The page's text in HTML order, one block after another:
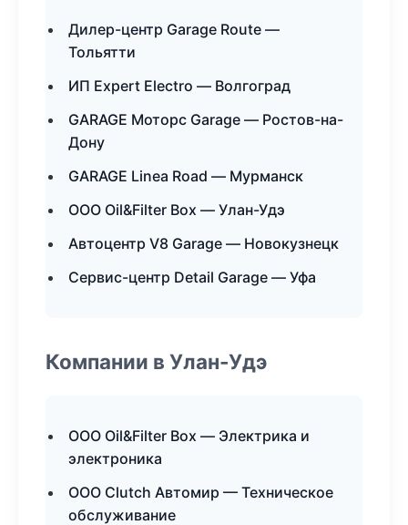
Дилер-центр Garage Route —
Тольятти
ИП Expert Electro — Волгоград
GARAGE Моторс Garage — Ростов-на-
Дону
GARAGE Linea Road — Мурманск
ООО Oil&Filter Box — Улан-Удэ
Автоцентр V8 Garage — Новокузнецк
Сервис-центр Detail Garage — Уфа
Компании в Улан-Удэ
ООО Oil&Filter Box — Электрика и
электроника
ООО Clutch Автомир — Техническое
обслуживание